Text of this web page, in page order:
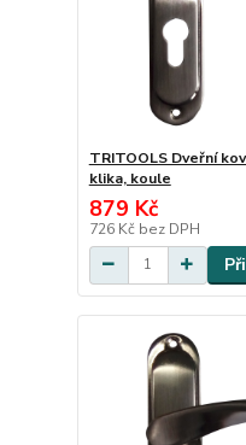
TRITOOLS Dveřní
klika, koule
879 Kč
726 Kč bez DPH